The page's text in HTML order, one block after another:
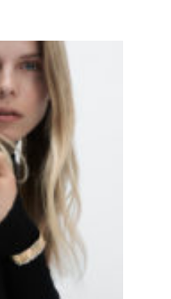
opus